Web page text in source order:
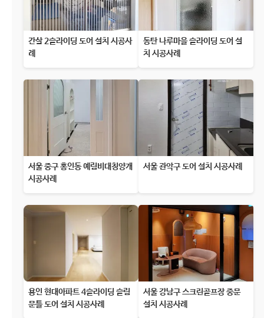
간살 2슬라이딩 도어 설치 시공사
례
동탄 나루마을 슬라이딩 도어 설
치 시공사례
서울 중구 홍인동 예림비대칭양개
시공사례
서울 관악구 도어 설치 시공사례
용인 현대아파트 4슬라이딩 슬림
문틀 도어 설치 시공사례
서울 강남구 스크린골프장 중문
설치 시공사례